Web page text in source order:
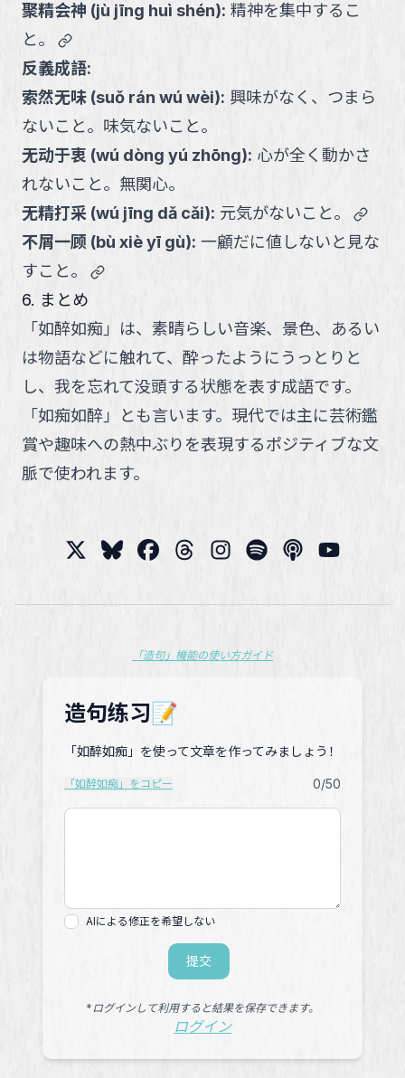
聚精会神 (jù jīng huì shén): 精神を集中するこ
と。
link
反義成語:
索然无味 (suǒ rán wú wèi): 興味がなく、つまら
ないこと。味気ないこと。
无动于衷 (wú dòng yú zhōng): 心が全く動かさ
れないこと。無関心。
无精打采 (wú jīng dǎ cǎi): 元気がないこと。
link
不屑一顾 (bù xiè yī gù): 一顧だに値しないと見な
すこと。
link
6. まとめ
「如醉如痴」は、素晴らしい音楽、景色、あるい
は物語などに触れて、酔ったようにうっとりと
し、我を忘れて没頭する状態を表す成語です。
「如痴如醉」とも言います。現代では主に芸術鑑
賞や趣味への熱中ぶりを表現するポジティブな文
脈で使われます。
「造句」機能の使い方ガイド
造句练习📝
「如醉如痴」を使って文章を作ってみましょう！
「如醉如痴」をコピー 0/50
AIによる修正を希望しない
提交
*ログインして利用すると結果を保存できます。
ログイン